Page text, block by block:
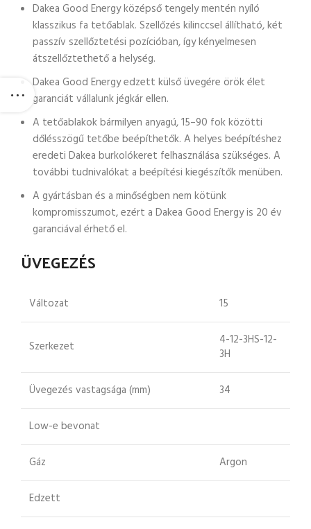
Dakea Good Energy középső tengely mentén nyíló
klasszikus fa tetőablak. Szellőzés kilinccsel állítható, két
passzív szellőztetési pozícióban, így kényelmesen
átszellőztethető a helység.
Dakea Good Energy edzett külső üvegére örök élet
garanciát vállalunk jégkár ellen.
A tetőablakok bármilyen anyagú, 15–90 fok közötti
dőlésszögű tetőbe beépíthetők. A helyes beépítéshez
eredeti Dakea burkolókeret felhasználása szükséges. A
további tudnivalókat a beépítési kiegészítők menüben.
A gyártásban és a minőségben nem kötünk
kompromisszumot, ezért a Dakea Good Energy is 20 év
garanciával érhető el.
ÜVEGEZÉS
Változat 15
Szerkezet
4-12-3HS-12-
3H
Üvegezés vastagsága (mm) 34
Low-e bevonat
Gáz Argon
Edzett